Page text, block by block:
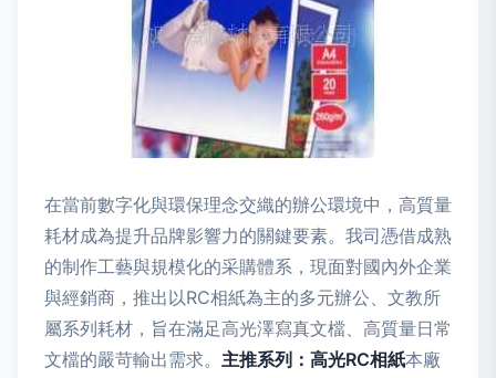
在當前數字化與環保理念交織的辦公環境中，高質量
耗材成為提升品牌影響力的關鍵要素。我司憑借成熟
的制作工藝與規模化的采購體系，現面對國內外企業
與經銷商，推出以RC相紙為主的多元辦公、文教所
屬系列耗材，旨在滿足高光澤寫真文檔、高質量日常
文檔的嚴苛輸出需求。 主推系列：高光RC相紙本廠